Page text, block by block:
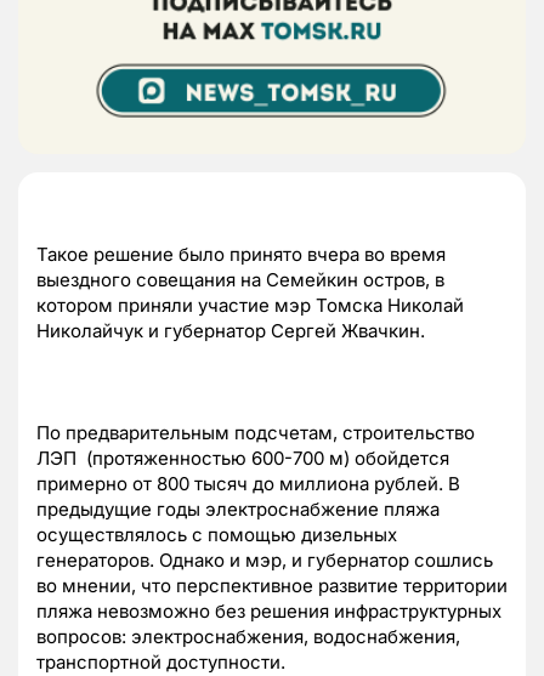
Такое решение было принято вчера во время
выездного совещания на Семейкин остров, в
котором приняли участие мэр Томска Николай
Николайчук и губернатор Сергей Жвачкин.
По предварительным подсчетам, строительство
ЛЭП (протяженностью 600-700 м) обойдется
примерно от 800 тысяч до миллиона рублей. В
предыдущие годы электроснабжение пляжа
осуществлялось с помощью дизельных
генераторов. Однако и мэр, и губернатор сошлись
во мнении, что перспективное развитие территории
пляжа невозможно без решения инфраструктурных
вопросов: электроснабжения, водоснабжения,
транспортной доступности.